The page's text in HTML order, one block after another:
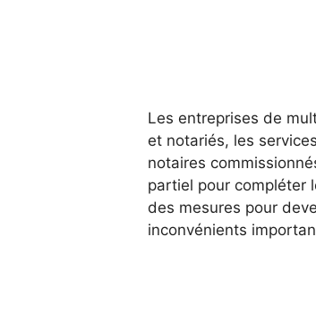
Les entreprises de
et notariés, les
notaires
partiel pour compléter
des mesures pour
inconvénients